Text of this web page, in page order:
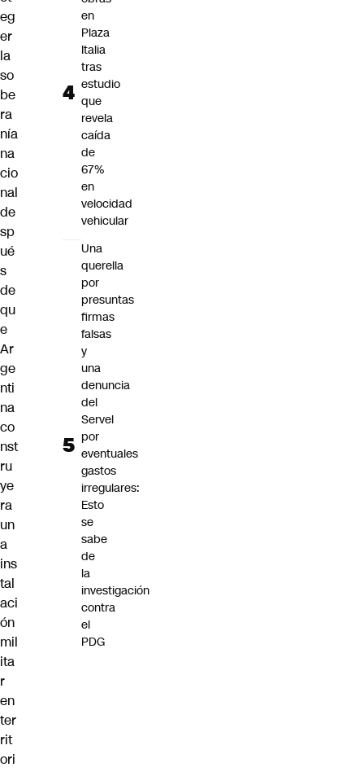
eg
er
la
so
be
ra
nía
na
cio
nal
de
sp
ué
s
de
qu
e
Ar
ge
nti
na
co
nst
ru
ye
ra
un
a
ins
tal
aci
ón
mil
ita
r
en
ter
rit
ori
en
Plaza
Italia
tras
estudio
que
revela
caída
de
67%
en
velocidad
vehicular
Una
querella
por
presuntas
firmas
falsas
y
una
denuncia
del
Servel
por
eventuales
gastos
irregulares:
Esto
se
sabe
de
la
investigación
contra
el
PDG